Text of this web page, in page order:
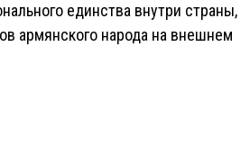
единства внутри страны,
армянского народа на внешнем